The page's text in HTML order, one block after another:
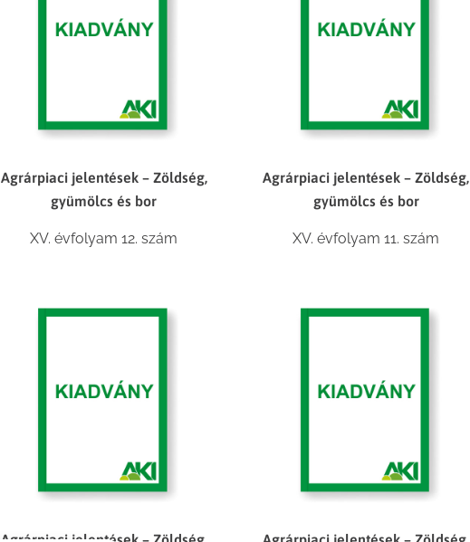
Agrárpiaci jelentések – Zöldség,
gyümölcs és bor
XV. évfolyam 12. szám
Agrárpiaci jelentések – Zöldség,
gyümölcs és bor
XV. évfolyam 11. szám